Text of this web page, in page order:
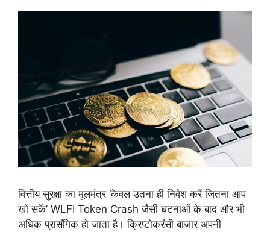
वित्तीय सुरक्षा का मूलमंत्र ‘केवल उतना ही निवेश करें जितना आप
खो सकें’ WLFI Token Crash जैसी घटनाओं के बाद और भी
अधिक प्रासंगिक हो जाता है। क्रिप्टोकरंसी बाजार अपनी